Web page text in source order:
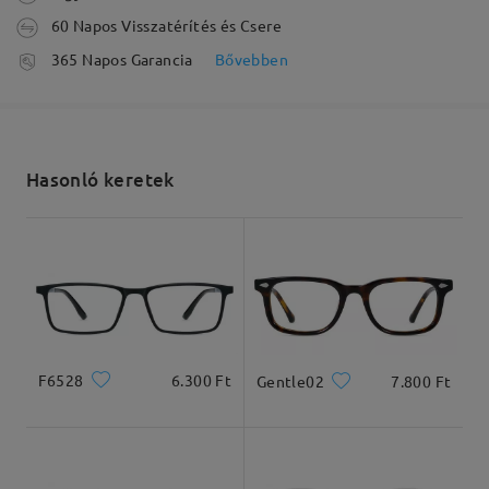
Írjon egy véleményt
feldolgozási idő
Kiszállítva
60 Napos Visszatérítés és Csere
365 Napos Garancia
Bővebben
Hasonló keretek
F6528 6.300 Ft Gentle02 7.800 Ft